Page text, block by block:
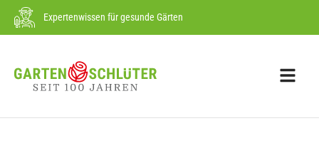
Expertenwissen für gesunde Gärten